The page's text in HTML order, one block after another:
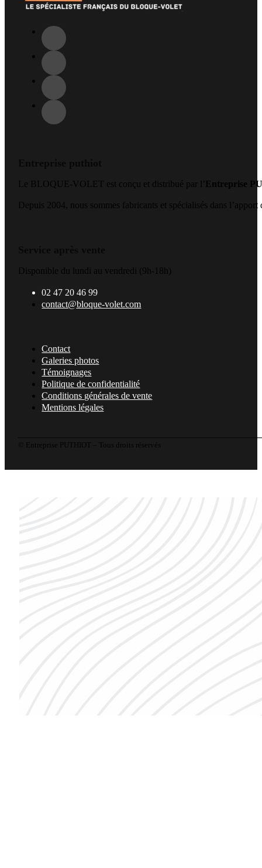
Le BLOQUE-VOLET est conçu et distribué par l’ Entreprise
Depuis 2004, nous sommes fabricants et spécialisés dans
Disponible du lundi au vendredi (9h-18h)
02 47 20 46 99
contact@bloque-volet.com
Contact
Galeries photos
Témoignages
Politique de confidentialité
Conditions générales de vente
Mentions légales
© Entreprise PUTHIOT – Tous droits réservés